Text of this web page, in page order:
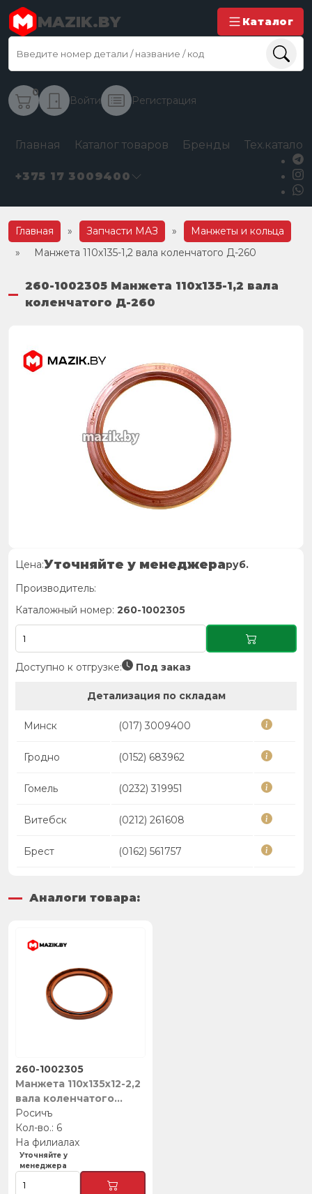
MAZIK.BY Каталог
0
Войти Регистрация
Главная Каталог товаров Бренды
+375 17 3009400
Главная » Запчасти МАЗ »
Манжеты и кольца
»
Манжета 110х135-1,2 вала коленчатого Д-260
260-1002305 Манжета 110х135-1,2 вала
коленчатого Д-260
Цена:Уточняйте у менеджераруб.
Производитель:
Каталожный номер: 260-1002305
Доступно к отгрузке: Под заказ
Детализация по складам
Минск (017) 3009400
Гродно (0152) 683962
Гомель (0232) 319951
Витебск (0212) 261608
Брест (0162) 561757
Аналоги товара:
Манжета 110х135х12-2,2
вала коленчатого
«Зубренок» (NBR),
Росичъ
260-1002305
Росичъ
6
На филиалах
Уточняйте у
менеджера